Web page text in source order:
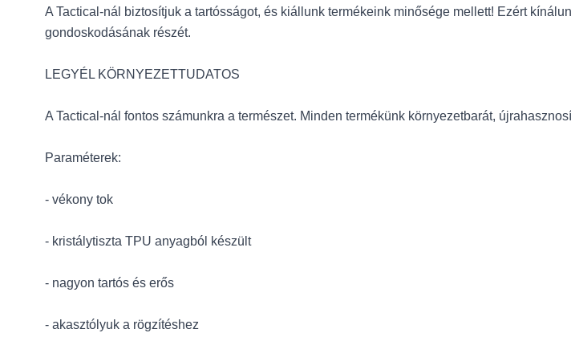
A Tactical-nál biztosítjuk a tartósságot, és kiállunk termékeink minősége mellett! Ezért
gondoskodásának részét.
LEGYÉL KÖRNYEZETTUDATOS
A Tactical-nál fontos számunkra a természet. Minden termékünk környezetbarát,
Paraméterek:
- vékony tok
- kristálytiszta TPU anyagból készült
- nagyon tartós és erős
- akasztólyuk a rögzítéshez